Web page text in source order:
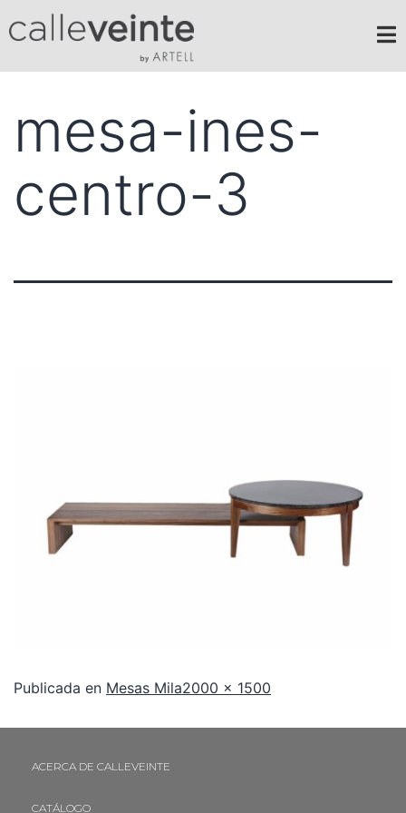
mesa-ines-
centro-3
Publicada en Mesas Mila2000 × 1500
ACERCA DE CALLEVEINTE
CATÁLOGO